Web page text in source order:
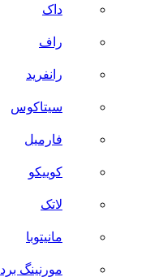
داک
راف
رانفرید
سیتاکوس
فارمیل
کوییکو
لاتک
مانیتوبا
مورنینگ برد